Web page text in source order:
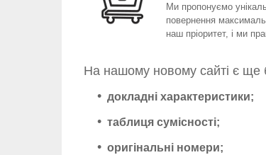
Ми пропонуємо
повернення
наш пріоритет, і ми
На нашому новому сайті є ще
докладні характеристики;
таблиця сумісності;
оригінальні номери;